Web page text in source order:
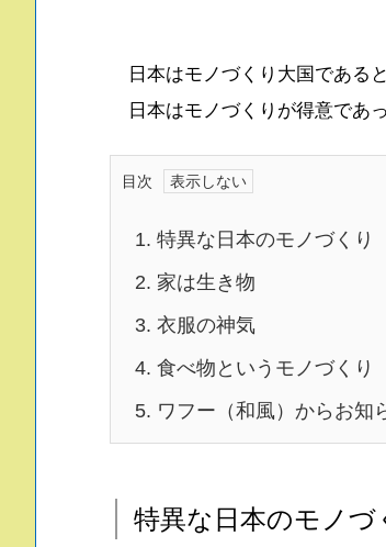
日本はモノづくり大国である
日本はモノづくりが得意であ
目次
1. 特異な日本のモノづくり
2. 家は生き物
3. 衣服の神気
4. 食べ物というモノづくり
5. ワフー（和風）からお知
特異な日本のモノづ